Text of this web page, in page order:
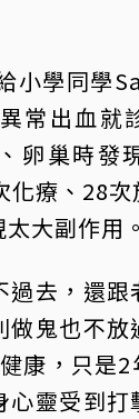
小學同學
常出血就
卵巢時發
化療、28
大副作用。
過去，還跟
做鬼也不
康，只是2
心靈受到